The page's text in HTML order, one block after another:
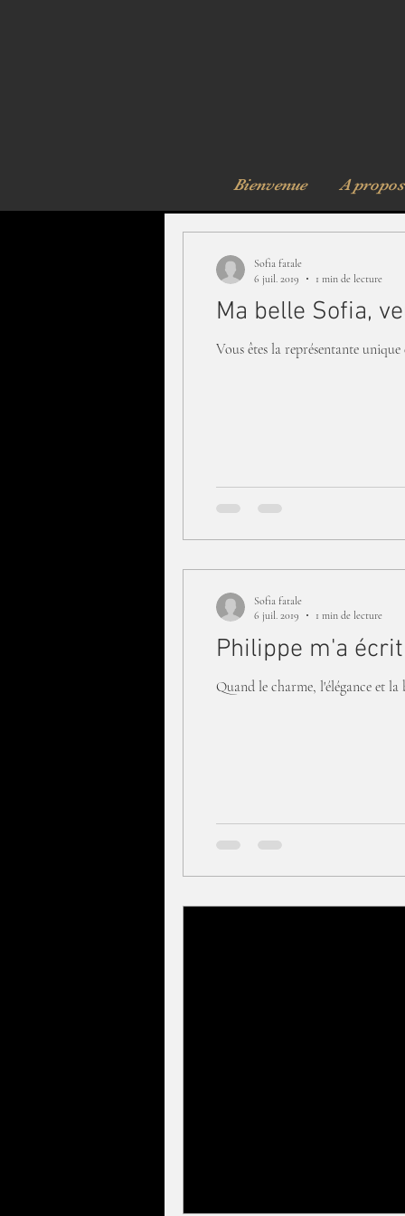
Bienvenue A
Ma belle Sofia,
Vous êtes la représentante
Sofia fatale
6 juil. 2019
1 min de lecture
Philippe m'a
Quand le charme, l'élégance et
Sofia fatale
6 juil. 2019
1 min de lecture